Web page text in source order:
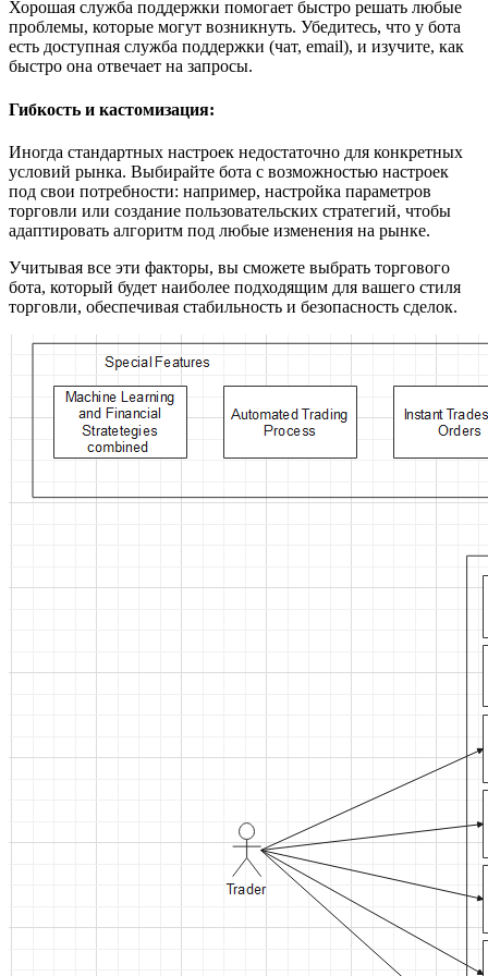
Хорошая служба поддержки помогает быстро решать любые
проблемы, которые могут возникнуть. Убедитесь, что у бота
есть доступная служба поддержки (чат, email), и изучите, как
быстро она отвечает на запросы.
Гибкость и кастомизация:
Иногда стандартных настроек недостаточно для конкретных
условий рынка. Выбирайте бота с возможностью настроек
под свои потребности: например, настройка параметров
торговли или создание пользовательских стратегий, чтобы
адаптировать алгоритм под любые изменения на рынке.
Учитывая все эти факторы, вы сможете выбрать торгового
бота, который будет наиболее подходящим для вашего стиля
торговли, обеспечивая стабильность и безопасность сделок.